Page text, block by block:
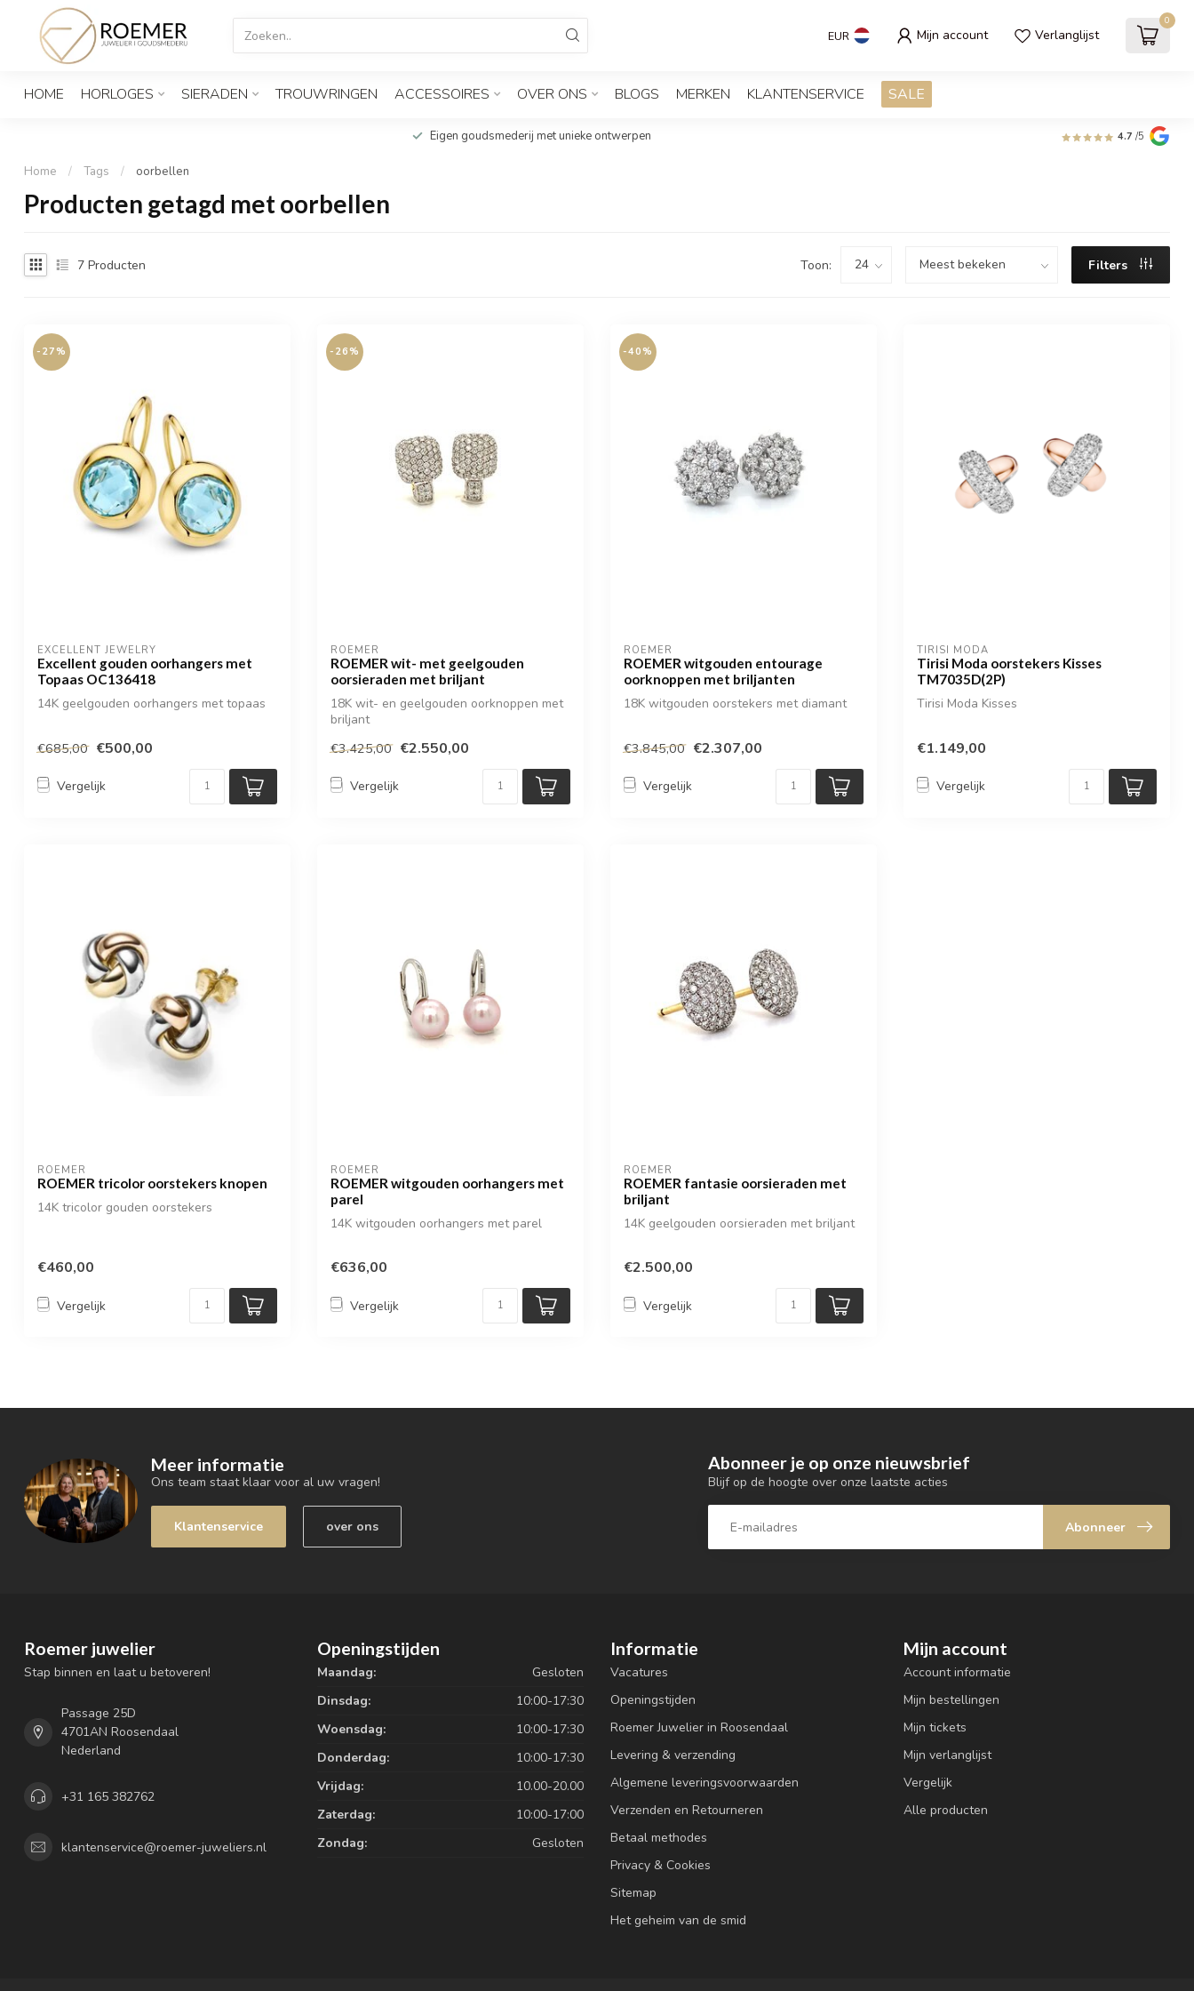
EUR Mijn account Verlanglijst
0
HOME HORLOGES SIERADEN TROUWRINGEN ACCESSOIRES OVER ONS BLOGS MERKEN KLANTENSERVICE SALE
Eigen goudsmederij met unieke ontwerpen 4.7 /5
Home / Tags / oorbellen
Producten getagd met oorbellen
7 Producten Toon: Filters
-27%
EXCELLENT JEWELRY
Excellent gouden oorhangers met
Topaas OC136418
14K geelgouden oorhangers met topaas
€685,00 €500,00
Vergelijk
-26%
ROEMER
ROEMER wit- met geelgouden
oorsieraden met briljant
18K wit- en geelgouden oorknoppen met
briljant
€3.425,00 €2.550,00
Vergelijk
-40%
ROEMER
ROEMER witgouden entourage
oorknoppen met briljanten
18K witgouden oorstekers met diamant
€3.845,00 €2.307,00
Vergelijk
TIRISI MODA
Tirisi Moda oorstekers Kisses
TM7035D(2P)
Tirisi Moda Kisses
€1.149,00
Vergelijk
ROEMER
ROEMER tricolor oorstekers knopen
14K tricolor gouden oorstekers
€460,00
Vergelijk
ROEMER
ROEMER witgouden oorhangers met
parel
14K witgouden oorhangers met parel
€636,00
Vergelijk
ROEMER
ROEMER fantasie oorsieraden met
briljant
14K geelgouden oorsieraden met briljant
€2.500,00
Vergelijk
Meer informatie
Ons team staat klaar voor al uw vragen!
Klantenservice over ons
Abonneer je op onze nieuwsbrief
Blijf op de hoogte over onze laatste acties
Abonneer
Roemer juwelier
Stap binnen en laat u betoveren!
Passage 25D
4701AN Roosendaal
Nederland
+31 165 382762
klantenservice@roemer-juweliers.nl
Openingstijden
Maandag:
Gesloten
Dinsdag:
10:00-17:30
Woensdag:
10:00-17:30
Donderdag:
10:00-17:30
Vrijdag:
10.00-20.00
Zaterdag:
10:00-17:00
Zondag:
Gesloten
Informatie
Vacatures
Openingstijden
Roemer Juwelier in Roosendaal
Levering & verzending
Algemene leveringsvoorwaarden
Verzenden en Retourneren
Betaal methodes
Privacy & Cookies
Sitemap
Het geheim van de smid
Mijn account
Account informatie
Mijn bestellingen
Mijn tickets
Mijn verlanglijst
Vergelijk
Alle producten